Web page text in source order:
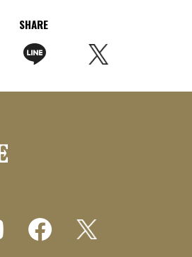
SHARE